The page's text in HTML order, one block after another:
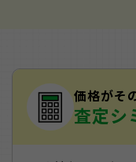
価格がそ
査定シ